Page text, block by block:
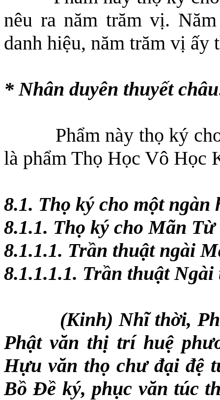
nêu ra năm trăm vị.
danh hiệu, năm trăm vị ấy
* Nhân duyên thuyết
Phẩm này thọ ký
là phẩm Thọ Học Vô Học
8.1. Thọ ký cho một ngàn
8.1.1. Thọ ký cho Mãn
8.1.1.1. Trần thuật ngài
8.1.1.1.1. Trần thuật
(Kinh) Nhĩ thời,
Phật văn thị trí huệ
Hựu văn thọ chư đại đệ
Bồ Đề ký, phục văn túc